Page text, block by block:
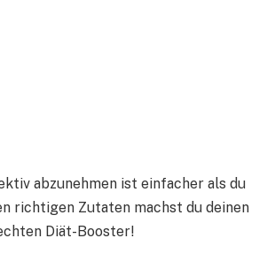
abzunehmen ist einfacher als du
richtigen Zutaten machst du deinen
Diät-Booster!